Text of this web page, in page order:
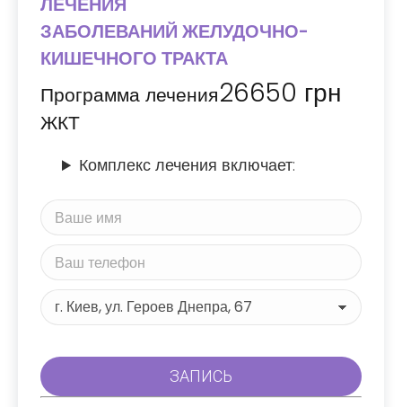
ЗАБОЛЕВАНИЙ ЖЕЛУДОЧНО-
КИШЕЧНОГО ТРАКТА
Программа лечения
ЖКТ
26650 грн
Комплекс лечения включает: